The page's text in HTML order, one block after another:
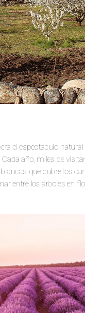
el espectáculo
año, miles de
que cubre los
entre los árboles en